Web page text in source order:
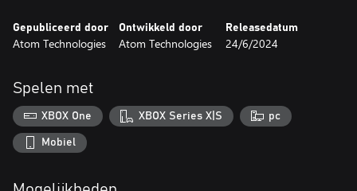
Gepubliceerd door
Atom Technologies
Ontwikkeld door
Atom Technologies
Releasedatum
24/6/2024
Spelen met
XBOX One XBOX Series X|S pc
Mobiel